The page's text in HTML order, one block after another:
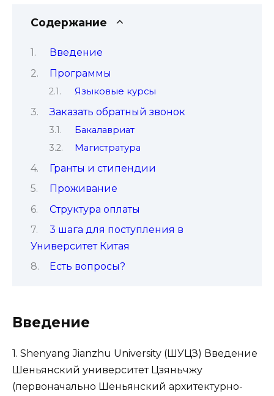
Содержание
Введение
Программы
Языковые курсы
Заказать обратный звонок
Бакалавриат
Магистратура
Гранты и стипендии
Проживание
Структура оплаты
3 шага для поступления в
Университет Китая
Есть вопросы?
Введение
1. Shenyang Jianzhu University (ШУЦЗ) Введение
Шеньянский университет Цзяньчжу
(первоначально Шеньянский архитектурно-